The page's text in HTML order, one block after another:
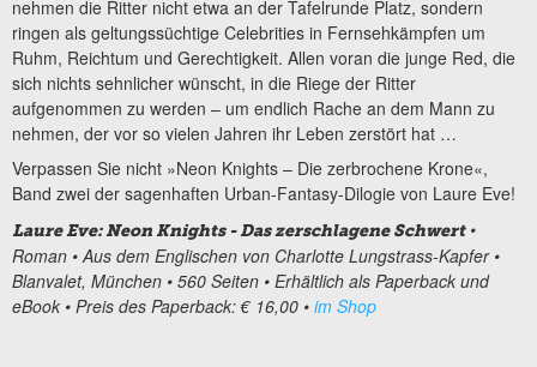
nehmen die Ritter nicht etwa an der Tafelrunde Platz, sondern
ringen als geltungssüchtige Celebrities in Fernsehkämpfen um
Ruhm, Reichtum und Gerechtigkeit. Allen voran die junge Red, die
sich nichts sehnlicher wünscht, in die Riege der Ritter
aufgenommen zu werden – um endlich Rache an dem Mann zu
nehmen, der vor so vielen Jahren ihr Leben zerstört hat …
Verpassen Sie nicht »Neon Knights – Die zerbrochene Krone«,
Band zwei der sagenhaften Urban-Fantasy-Dilogie von Laure Eve!
Laure Eve: Neon Knights - Das zerschlagene Schwert•
Roman • Aus dem Englischen von Charlotte Lungstrass-Kapfer •
Blanvalet, München • 560 Seiten • Erhältlich als Paperback und
eBook • Preis des Paperback: € 16,00 • im Shop